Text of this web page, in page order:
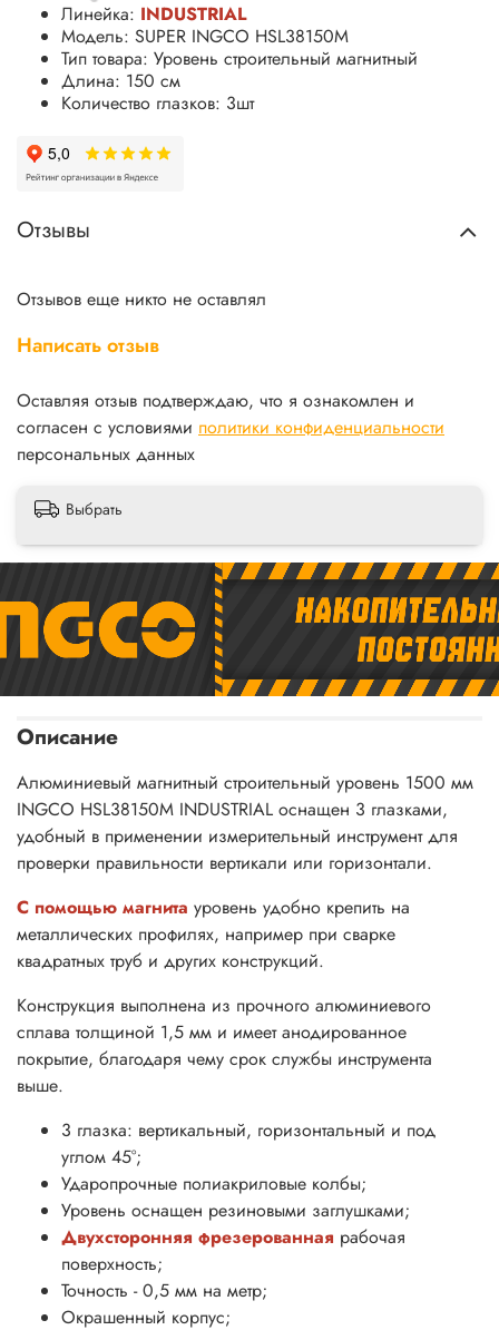
Линейка: INDUSTRIAL
Модель: SUPER INGCO HSL38150M
Тип товара: Уровень строительный магнитный
Длина: 150 см
Количество глазков: 3шт
Отзывы
Отзывов еще никто не оставлял
Написать отзыв
Оставляя отзыв подтверждаю, что я ознакомлен и
согласен с условиями политики конфиденциальности
персональных данных
Выбрать
Описание
Алюминиевый магнитный строительный уровень 1500 мм
INGCO HSL38150M INDUSTRIAL оснащен 3 глазками,
удобный в применении измерительный инструмент для
проверки правильности вертикали или горизонтали.
С помощью магнита уровень удобно крепить на
металлических профилях, например при сварке
квадратных труб и других конструкций.
Конструкция выполнена из прочного алюминиевого
сплава толщиной 1,5 мм и имеет анодированное
покрытие, благодаря чему срок службы инструмента
выше.
3 глазка: вертикальный, горизонтальный и под
углом 45°;
Ударопрочные полиакриловые колбы;
Уровень оснащен резиновыми заглушками;
Двухсторонняя фрезерованная рабочая
поверхность;
Точность - 0,5 мм на метр;
Окрашенный корпус;